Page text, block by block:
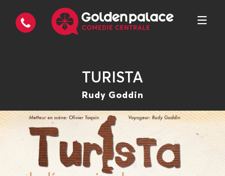
TURISTA
Rudy Goddin